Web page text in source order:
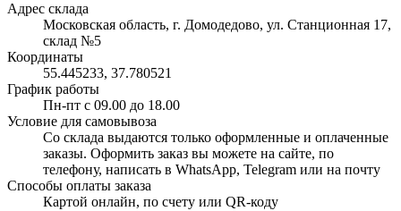
Адрес склада
Московская область, г. Домодедово, ул. Станционная 17,
склад №5
Координаты
55.445233, 37.780521
График работы
Пн-пт с 09.00 до 18.00
Условие для самовывоза
Со склада выдаются только оформленные и оплаченные
заказы. Оформить заказ вы можете на сайте, по
телефону, написать в WhatsApp, Telegram или на почту
Способы оплаты заказа
Картой онлайн, по счету или QR-коду